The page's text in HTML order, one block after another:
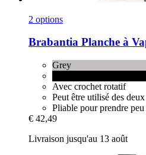
2 options
Brabantia Planche à
Grey
Avec crochet rotatif
Peut être utilisé des
Pliable pour prendre peu
€ 42,49
Livraison jusqu'au 13 août